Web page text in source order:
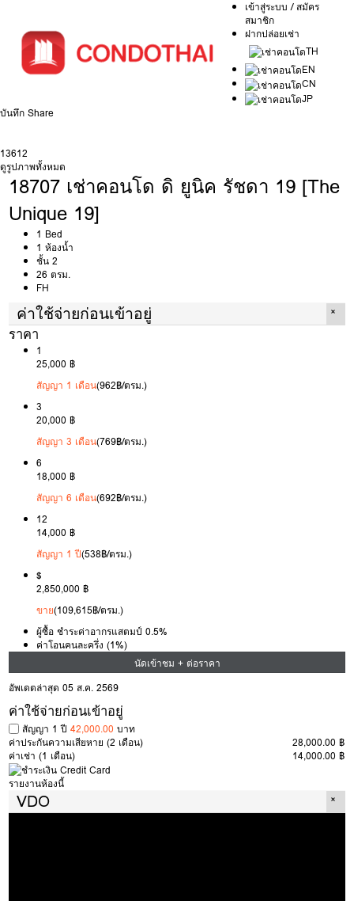
เข้าสู่ระบบ / สมัคร
สมาชิก
ฝากปล่อยเช่า
TH
EN
CN
JP
บันทึก Share
13612
ดูรูปภาพทั้งหมด
18707 เช่าคอนโด ดิ ยูนิค รัชดา 19 [The
Unique 19]
1 Bed
1 ห้องน้ำ
ชั้น 2
26 ตรม.
FH
ค่าใช้จ่ายก่อนเข้าอยู่
ราคา
1
25,000 ฿
สัญญา 1 เดือน(962฿/ตรม.)
3
20,000 ฿
สัญญา 3 เดือน(769฿/ตรม.)
6
18,000 ฿
สัญญา 6 เดือน(692฿/ตรม.)
12
14,000 ฿
สัญญา 1 ปี(538฿/ตรม.)
$
2,850,000 ฿
ขาย(109,615฿/ตรม.)
ผู้ซื้อ ชำระค่าอากรแสตมป์ 0.5%
ค่าโอนคนละครึ่ง (1%)
นัดเข้าชม + ต่อราคา
อัพเดตล่าสุด 05 ส.ค. 2569
ค่าใช้จ่ายก่อนเข้าอยู่
สัญญา 1 ปี42,000.00 บาท
ค่าประกันความเสียหาย(2 เดือน)
28,000.00 ฿
ค่าเช่า(1 เดือน)
14,000.00 ฿
รายงานห้องนี้
VDO